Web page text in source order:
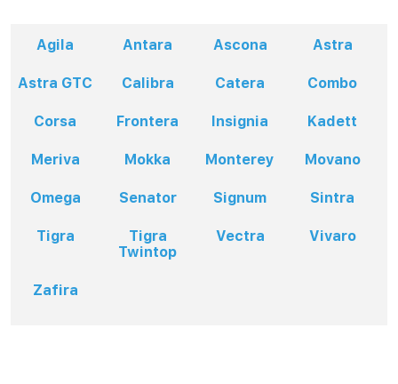
Agila Antara Ascona Astra
Astra GTC Calibra Catera Combo
Corsa Frontera Insignia Kadett
Meriva Mokka Monterey Movano
Omega Senator Signum Sintra
Tigra
Tigra
Twintop
Vectra Vivaro
Zafira